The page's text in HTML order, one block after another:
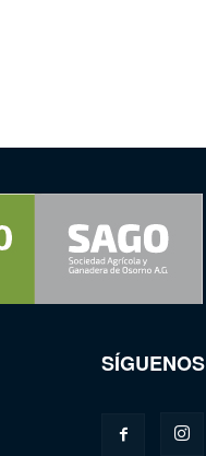
SÍGUENOS